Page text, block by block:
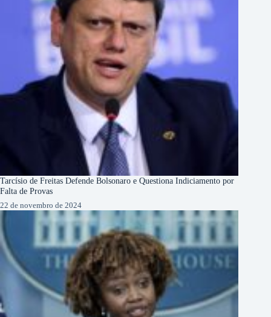
Tarcísio de Freitas Defende Bolsonaro e Questiona Indiciamento por
Falta de Provas
22 de novembro de 2024